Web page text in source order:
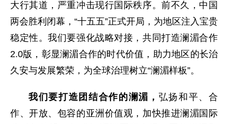
大行其道，严重冲击现行国际秩序。前不久，中国
两会胜利闭幕，“十五五”正式开局，为地区注入宝贵
稳定性。我们要强化战略对接，共同打造澜湄合作
2.0版，彰显澜湄合作的时代价值，助力地区的长治
久安与发展繁荣，为全球治理树立“澜湄样板”。
我们要打造团结合作的澜湄， 弘扬和平、合
作、开放、包容的亚洲价值观，加快推进澜湄国际